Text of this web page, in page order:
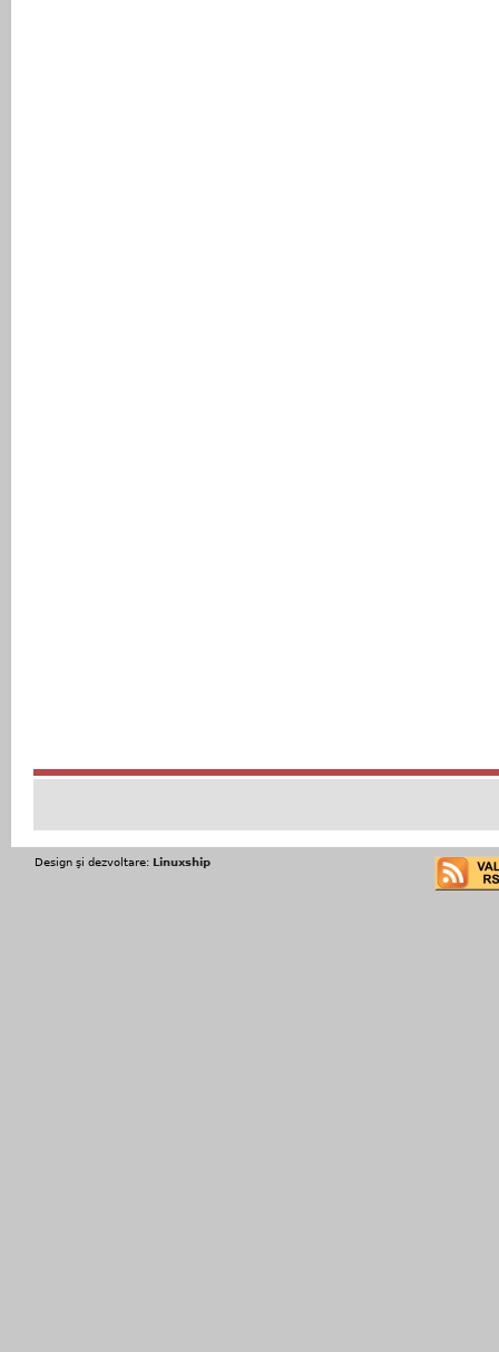
Design şi dezvoltare: Linuxship